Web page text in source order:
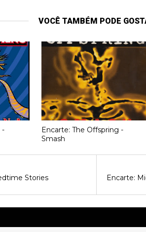
VOCÊ TAMBÉM PODE
-
Encarte: The Offspring -
Smash
Encarte:
Stories